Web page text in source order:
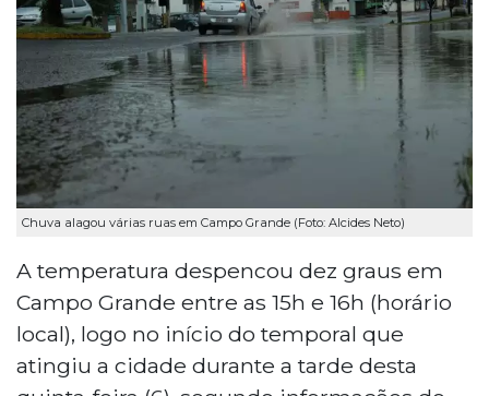
Chuva alagou várias ruas em Campo Grande (Foto: Alcides Neto)
A temperatura despencou dez graus em
Campo Grande entre as 15h e 16h (horário
local), logo no início do temporal que
atingiu a cidade durante a tarde desta